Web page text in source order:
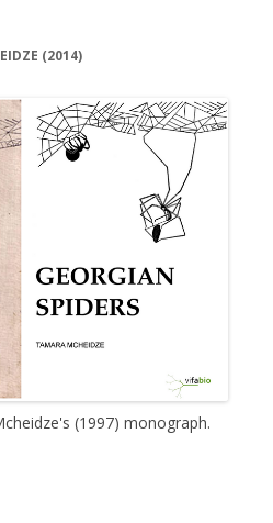
(2014)
(1997) monograph.